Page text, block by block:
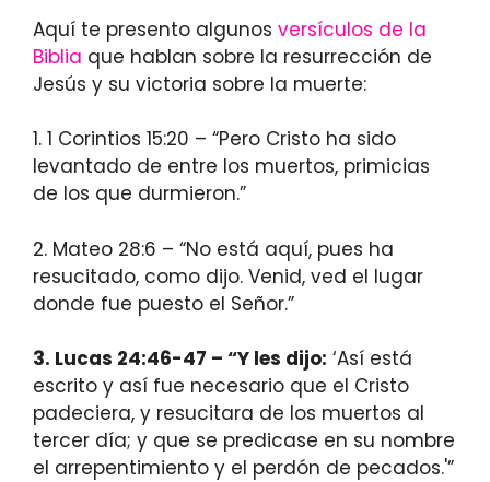
Aquí te presento algunos versículos de la
Biblia que hablan sobre la resurrección de
Jesús y su victoria sobre la muerte:
1. 1 Corintios 15:20 – “Pero Cristo ha sido
levantado de entre los muertos, primicias
de los que durmieron.”
2. Mateo 28:6 – “No está aquí, pues ha
resucitado, como dijo. Venid, ved el lugar
donde fue puesto el Señor.”
3. Lucas 24:46-47 – “Y les dijo: ‘Así está
escrito y así fue necesario que el Cristo
padeciera, y resucitara de los muertos al
tercer día; y que se predicase en su nombre
el arrepentimiento y el perdón de pecados.'”